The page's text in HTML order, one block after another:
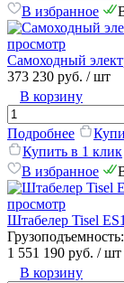
В избранное
просмотр
Самоходный
373 230 руб. / шт
В корзину
Подробнее
Купить в 1 клик
В избранное
просмотр
Штабелер Tisel
Грузоподъемность:
1 551 190 руб. / шт
В корзину